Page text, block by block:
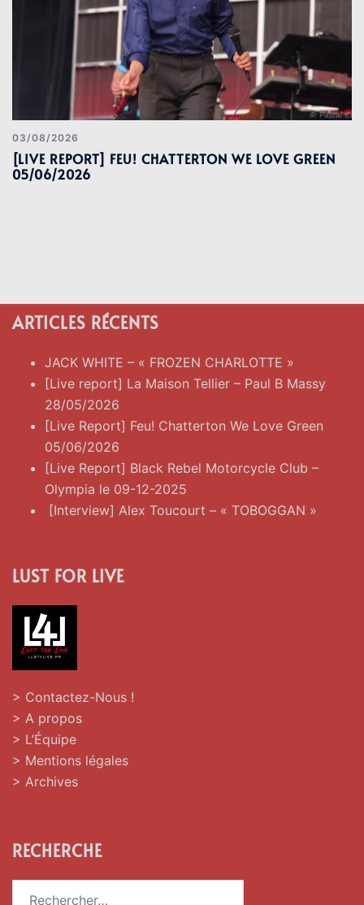
03/08/2026
[LIVE REPORT] FEU! CHATTERTON WE LOVE GREEN
05/06/2026
ARTICLES RÉCENTS
JACK WHITE – « FROZEN CHARLOTTE »
[Live report] La Maison Tellier – Paul B Massy
28/05/2026
[Live Report] Feu! Chatterton We Love Green
05/06/2026
[Live Report] Black Rebel Motorcycle Club –
Olympia le 09-12-2025
[Interview] Alex Toucourt – « TOBOGGAN »
LUST FOR LIVE
> Contactez-Nous !
> A propos
> L’Équipe
> Mentions légales
> Archives
RECHERCHE